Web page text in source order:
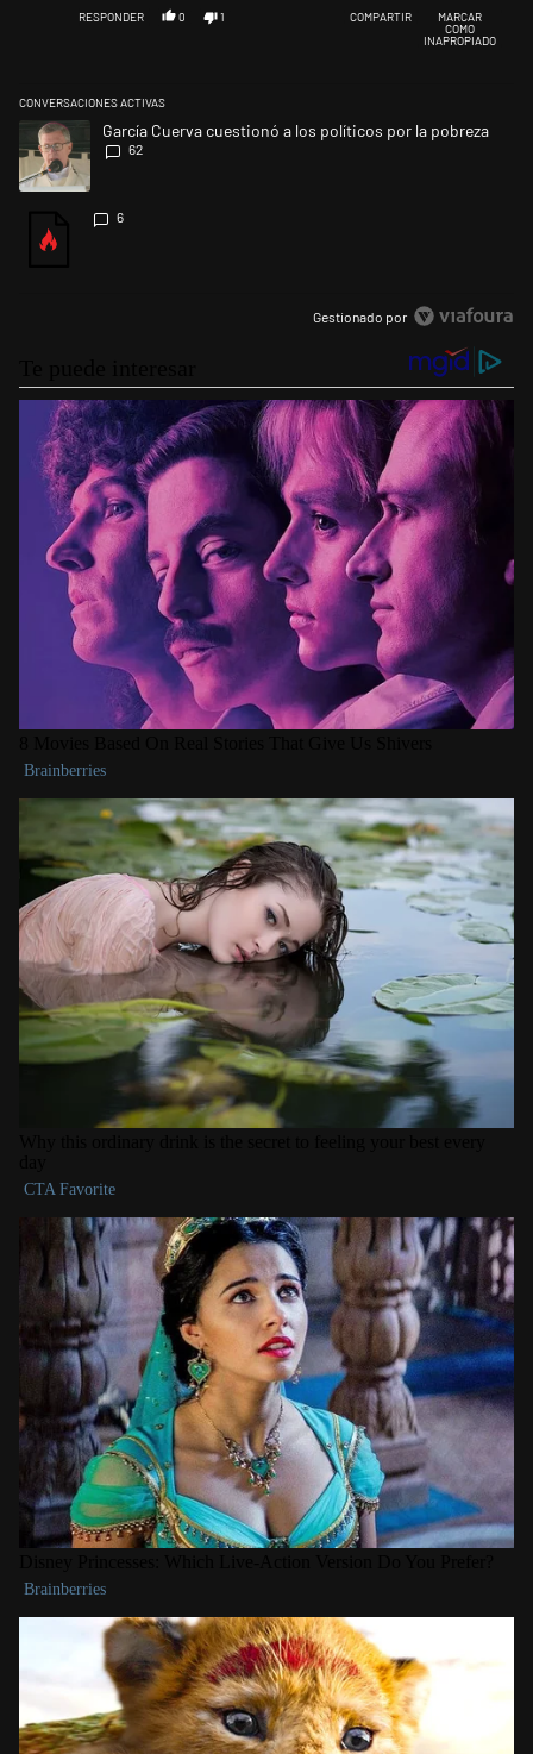
RESPONDER 0 1 COMPARTIR
MARCAR
COMO
INAPROPIADO
CONVERSACIONES ACTIVAS
Este listado muestra los artículos con más comentarios en los últimos
Un artículo de tendencia con el título "García Cuerva cuestionó a los
García Cuerva cuestionó a los políticos por la pobreza
62
Un artículo de tendencia con el título "" con 6 comentarios.
6
Gestionado por